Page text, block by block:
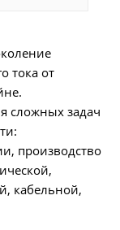
тока от
сложных задач
производство
кабельной,